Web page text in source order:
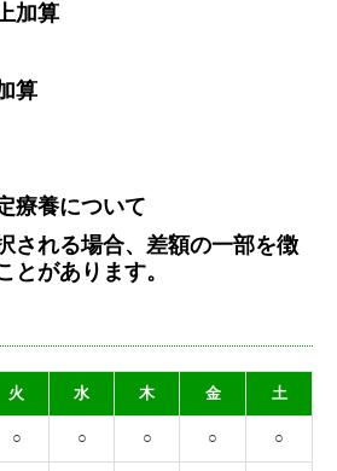
加算
算
療養について
される場合、差額の一部を徴
とがあります。
火 水 木 金 土
○ ○ ○ ○ ○